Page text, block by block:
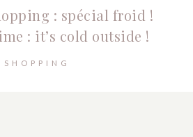
: spécial froid !
: it’s cold outside !
SHOPPING